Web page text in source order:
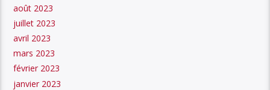
août 2023
juillet 2023
avril 2023
mars 2023
février 2023
janvier 2023